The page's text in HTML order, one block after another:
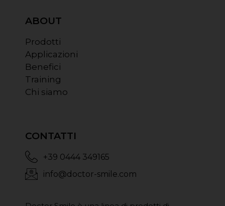
ABOUT
Prodotti
Applicazioni
Benefici
Training
Chi siamo
CONTATTI
+39 0444 349165
info@doctor-smile.com